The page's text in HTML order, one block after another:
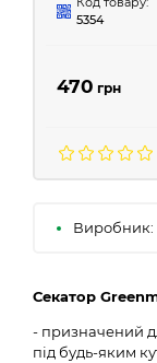
5354
470 грн
Виробник:
Секатор
- призначений
під будь-яким